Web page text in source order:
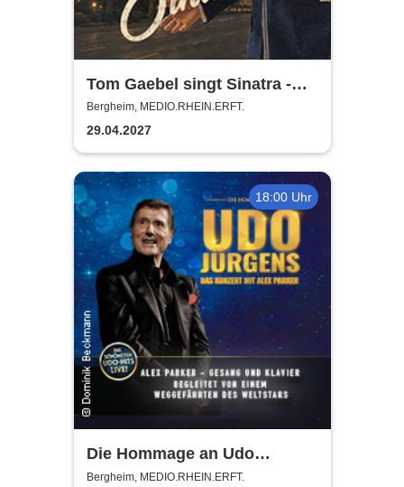
Tom Gaebel singt Sinatra -
Tour 2027
Bergheim, MEDIO.RHEIN.ERFT.
29.04.2027
18:00 Uhr
Die Hommage an Udo
Jürgens - Das Konzert mit
Bergheim, MEDIO.RHEIN.ERFT.